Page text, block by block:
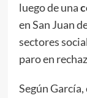
luego de una
en San Juan
sectores
paro en
Según